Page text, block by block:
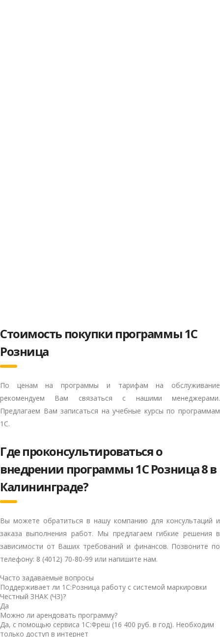
Стоимость покупки программы 1С
Розница
По ценам на программы и тарифам на обслуживание
рекомендуем Вам связаться с нашими менеджерами.
Предлагаем Вам записаться на учебные курсы по программам
1С.
Где проконсультироваться о
внедрении программы 1С Розница 8 в
Калининграде?
Вы можете обратиться в нашу компанию для консультаций и
заказа выполнения работ. Мы предлагаем гибкие решения в
зависимости от Ваших требований и финансов. Позвоните по
телефону: 8 (4012) 70-80-99 или напишите нам.
Часто задаваемые вопросы
Поддерживает ли 1С:Розница работу с системой маркировки
Честный ЗНАК (ЧЗ)?
Да
Можно ли арендовать программу?
Да, с помощью сервиса 1С:Фреш (16 400 руб. в год). Необходим
только доступ в интернет